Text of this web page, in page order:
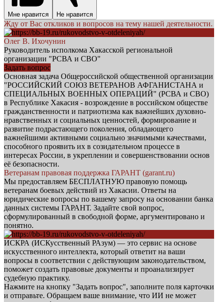
Мне нравится Не нравится
Жду от Вас откликов и вопросов на тему нашей деятельности.
Олег В. Ихочунин
Руководитель исполкома Хакасской региональной
организации "РСВА и СВО"
Задать вопрос
Основная задача Общероссийской общественной организации
"РОССИЙСКИЙ СОЮЗ ВЕТЕРАНОВ АФГАНИСТАНА и
СПЕЦИАЛЬНЫХ ВОЕННЫХ ОПЕРАЦИЙ" (РСВА и СВО)
в Республике Хакасия - возрождение в российском обществе
гражданственности и патриотизма как важнейших духовно-
нравственных и социальных ценностей, формирование и
развитие подрастающего поколения, обладающего
важнейшими активными социально значимыми качествами,
способного проявить их в созидательном процессе в
интересах России, в укреплении и совершенствовании основ
её безопасности.
Ветеранам правовая поддержка ГАРАНТ (garant.ru)
Мы предоставляем БЕСПЛАТНУЮ правовую помощь
ветеранам боевых действий из Хакасии. Ответы на
юридические вопросы по вашему запросу на основании банка
данных системы ГАРАНТ. Задайте свой вопрос,
сформулированный в свободной форме, аргументировано и
понятно.
ИСКРА (ИСКусственный РАзум) — это сервис на основе
искусственного интеллекта, который ответит на ваши
вопросы в соответствии с действующим законодательством,
поможет создать правовые документы и проанализирует
судебную практику.
Нажмите на кнопку "Задать вопрос", заполните поля карточки
и отправьте. Обращаем ваше внимание, что ИИ не может